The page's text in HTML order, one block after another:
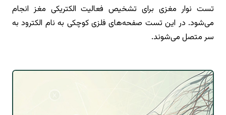
تست نوار مغزی برای تشخیص فعالیت الکتریکی مغز انجام
می‌شود. در این تست صفحه‌های فلزی کوچکی به نام الکترود به
سر متصل می‌شوند.